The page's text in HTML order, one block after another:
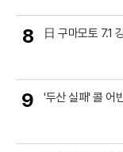
8 日 구마모토 7.1
9 '두산 실패' 콜 어